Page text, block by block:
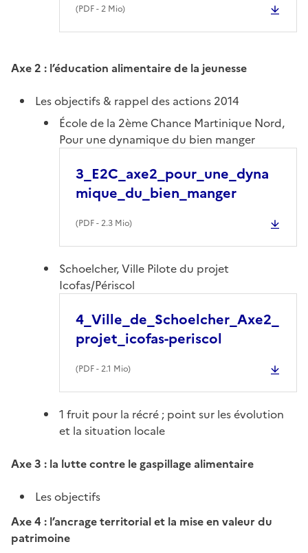
(PDF- 2 Mio)
Axe 2 : l’éducation alimentaire de la jeunesse
Les objectifs & rappel des actions 2014
École de la 2ème Chance Martinique Nord,
Pour une dynamique du bien manger
3_E2C_axe2_pour_une_dyna
mique_du_bien_manger
(PDF- 2.3 Mio)
Schoelcher, Ville Pilote du projet
Icofas/Périscol
4_Ville_de_Schoelcher_Axe2_
projet_icofas-periscol
(PDF- 2.1 Mio)
1 fruit pour la récré ; point sur les évolution
et la situation locale
Axe 3 : la lutte contre le gaspillage alimentaire
Les objectifs
Axe 4 : l’ancrage territorial et la mise en valeur du
patrimoine